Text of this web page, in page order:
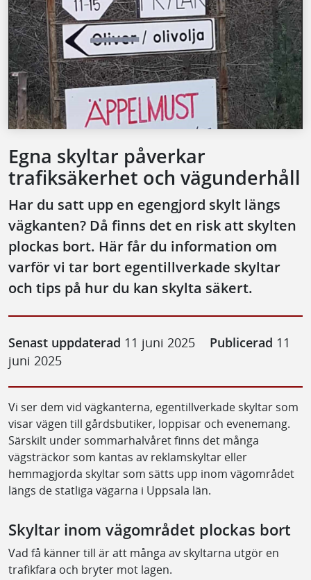
Egna skyltar påverkar
trafiksäkerhet och vägunderhåll
Har du satt upp en egengjord skylt längs
vägkanten? Då finns det en risk att skylten
plockas bort. Här får du information om
varför vi tar bort egentillverkade skyltar
och tips på hur du kan skylta säkert.
Senast uppdaterad 11 juni 2025 Publicerad 11
juni 2025
Vi ser dem vid vägkanterna, egentillverkade skyltar som
visar vägen till gårdsbutiker, loppisar och evenemang.
Särskilt under sommarhalvåret finns det många
vägsträckor som kantas av reklamskyltar eller
hemmagjorda skyltar som sätts upp inom vägområdet
längs de statliga vägarna i Uppsala län.
Skyltar inom vägområdet plockas bort
Vad få känner till är att många av skyltarna utgör en
trafikfara och bryter mot lagen.